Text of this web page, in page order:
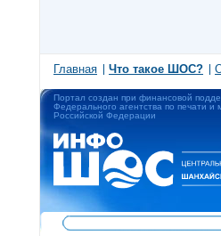
Главная Что такое ШОС?
Портал создан при финансовой
Федерального агентства по печати и
Российской Федерации